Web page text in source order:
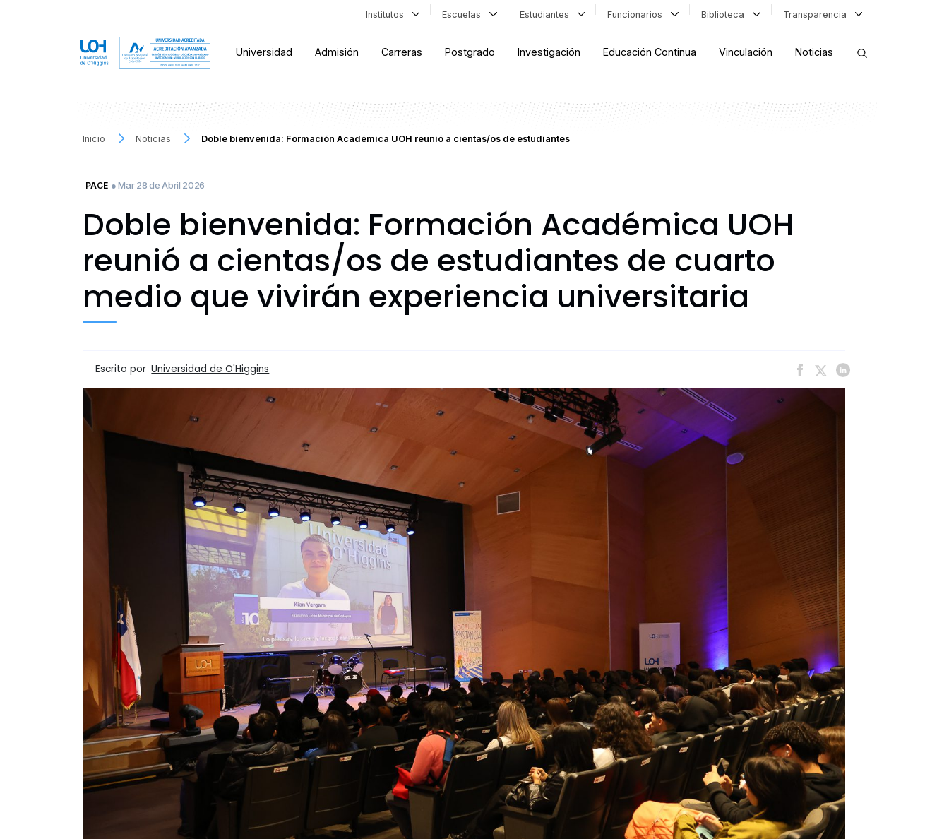
Institutos Escuelas Estudiantes Funcionarios Biblioteca Transparencia
Universidad Admisión Carreras Postgrado Investigación Educación Continua Vinculación Noticias
Inicio Noticias Doble bienvenida: Formación Académica UOH reunió a cientas/os de estudiantes
PACE ● Mar 28 de Abril 2026
Doble bienvenida: Formación Académica UOH
reunió a cientas/os de estudiantes de cuarto
medio que vivirán experiencia universitaria
Escrito por Universidad de O'Higgins